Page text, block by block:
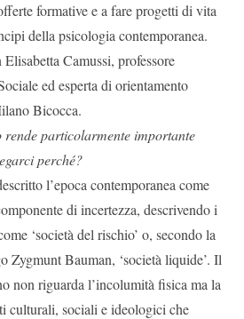
formative e a fare progetti di vita
della psicologia contemporanea.
Camussi, professore
ed esperta di orientamento
Bicocca.
particolarmente importante
perché?
l’epoca contemporanea come
di incertezza, descrivendo i
‘società del rischio’ o, secondo la
Zygmunt Bauman, ‘società liquide’. Il
non riguarda l’incolumità fisica ma la
culturali, sociali e ideologici che